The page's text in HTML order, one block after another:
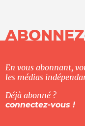
En vous abonnant,
les médias
Déjà abonné ?
connectez-vous !